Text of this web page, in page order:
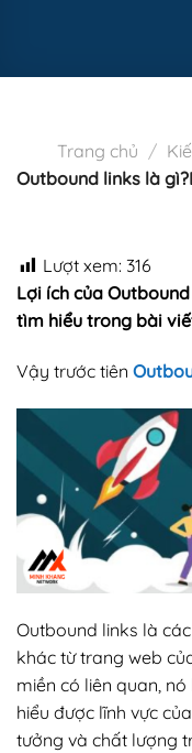
Trang chủ /
Outbound links là
Lượt xem: 316
Lợi ích của
tìm hiểu trong bài
Vậy trước tiên
Outbound links là
khác từ trang web
miền có liên quan,
hiểu được lĩnh vực
tưởng và chất lượng